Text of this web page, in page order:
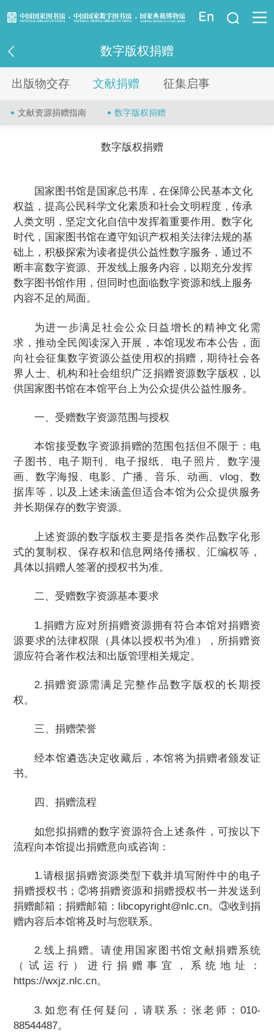
资讯信息
法律馆
少儿馆
重点项目
国家图书馆基金会
关于国图
支持我们
联系我们
相关链接
数字版权捐赠
出版物交存 文献捐赠 征集启事
文献资源捐赠指南 数字版权捐赠
数字版权捐赠
国家图书馆是国家总书库，在保障公民基本文化
权益，提高公民科学文化素质和社会文明程度，传承
人类文明，坚定文化自信中发挥着重要作用。数字化
时代，国家图书馆在遵守知识产权相关法律法规的基
础上，积极探索为读者提供公益性数字服务，通过不
断丰富数字资源、开发线上服务内容，以期充分发挥
数字图书馆作用，但同时也面临数字资源和线上服务
内容不足的局面。
为进一步满足社会公众日益增长的精神文化需
求，推动全民阅读深入开展，本馆现发布本公告，面
向社会征集数字资源公益使用权的捐赠，期待社会各
界人士、机构和社会组织广泛捐赠资源数字版权，以
供国家图书馆在本馆平台上为公众提供公益性服务。
一、受赠数字资源范围与授权
本馆接受数字资源捐赠的范围包括但不限于：电
子图书、电子期刊、电子报纸、电子照片、数字漫
画、数字海报、电影、广播、音乐、动画、vlog、数
据库等，以及上述未涵盖但适合本馆为公众提供服务
并长期保存的数字资源。
上述资源的数字版权主要是指各类作品数字化形
式的复制权、保存权和信息网络传播权、汇编权等，
具体以捐赠人签署的授权书为准。
二、受赠数字资源基本要求
1.捐赠方应对所捐赠资源拥有符合本馆对捐赠资
源要求的法律权限（具体以授权书为准），所捐赠资
源应符合著作权法和出版管理相关规定。
2.捐赠资源需满足完整作品数字版权的长期授
权。
三、捐赠荣誉
经本馆遴选决定收藏后，本馆将为捐赠者颁发证
书。
四、捐赠流程
如您拟捐赠的数字资源符合上述条件，可按以下
流程向本馆提出捐赠意向或咨询：
1.请根据捐赠资源类型下载并填写附件中的电子
捐赠授权书；②将捐赠资源和捐赠授权书一并发送到
捐赠邮箱；捐赠邮箱：libcopyright@nlc.cn。③收到捐
赠内容后本馆将及时与您联系。
2.线上捐赠。请使用国家图书馆文献捐赠系统
（试运行）进行捐赠事宜，系统地址：
https://wxjz.nlc.cn。
3.如您有任何疑问，请联系：张老师：010-
88544487。